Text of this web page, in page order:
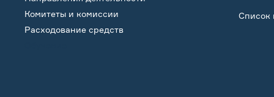
Комитеты и комиссии
Расходование средств
Список